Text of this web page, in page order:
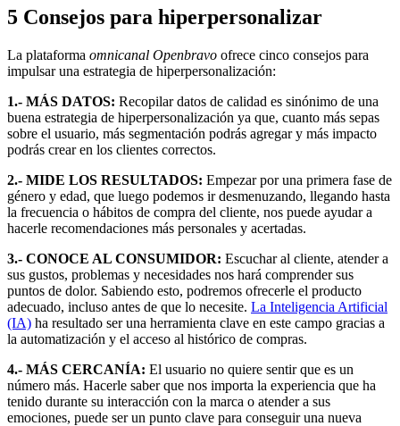
5 Consejos para hiperpersonalizar
La plataforma omnicanal Openbravo ofrece cinco consejos para
impulsar una estrategia de hiperpersonalización:
1.- MÁS DATOS: Recopilar datos de calidad es sinónimo de una
buena estrategia de hiperpersonalización ya que, cuanto más sepas
sobre el usuario, más segmentación podrás agregar y más impacto
podrás crear en los clientes correctos.
2.- MIDE LOS RESULTADOS: Empezar por una primera fase de
género y edad, que luego podemos ir desmenuzando, llegando hasta
la frecuencia o hábitos de compra del cliente, nos puede ayudar a
hacerle recomendaciones más personales y acertadas.
3.- CONOCE AL CONSUMIDOR: Escuchar al cliente, atender a
sus gustos, problemas y necesidades nos hará comprender sus
puntos de dolor. Sabiendo esto, podremos ofrecerle el producto
adecuado, incluso antes de que lo necesite. La Inteligencia Artificial
(IA) ha resultado ser una herramienta clave en este campo gracias a
la automatización y el acceso al histórico de compras.
4.- MÁS CERCANÍA: El usuario no quiere sentir que es un
número más. Hacerle saber que nos importa la experiencia que ha
tenido durante su interacción con la marca o atender a sus
emociones, puede ser un punto clave para conseguir una nueva